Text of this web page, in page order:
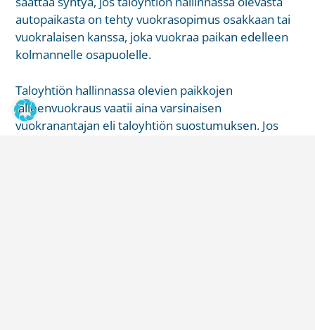
autopaikasta on tehty vuokrasopimus osakkaan tai
vuokralaisen kanssa, joka vuokraa paikan edelleen
kolmannelle osapuolelle.
Taloyhtiön hallinnassa olevien paikkojen
jälleenvuokraus vaatii aina varsinaisen
vuokranantajan eli taloyhtiön suostumuksen. Jos